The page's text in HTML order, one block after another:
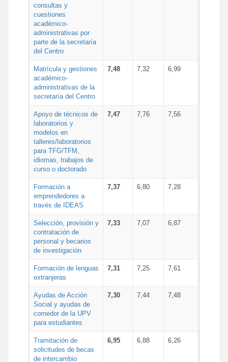
consultas y
cuestiones
académico-
administrativas por
parte de la secretaría
del Centro
Matrícula y gestiones
académico-
administrativas de la
secretaría del Centro
7,48 7,32 6,99
Apoyo de técnicos de
laboratorios y
modelos en
talleres/laboratorios
para TFG/TFM,
idiomas, trabajos de
curso o doctorado
7,47 7,76 7,56
Formación a
emprendedores a
través de IDEAS
7,37 6,80 7,28
Selección, provisión y
contratación de
personal y becarios
de investigación
7,33 7,07 6,87
Formación de lenguas
extranjeras
7,31 7,25 7,61
Ayudas de Acción
Social y ayudas de
comedor de la UPV
para estudiantes
7,30 7,44 7,48
Tramitación de
solicitudes de becas
de intercambio
6,95 6,88 6,26